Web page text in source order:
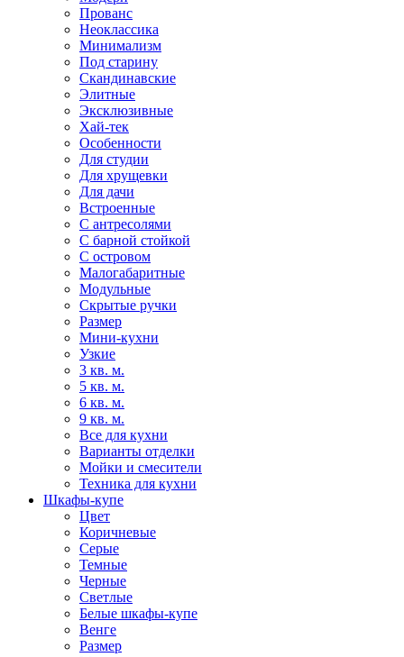
Прованс
Неоклассика
Минимализм
Под старину
Скандинавские
Элитные
Эксклюзивные
Хай-тек
Особенности
Для студии
Для хрущевки
Для дачи
Встроенные
С антресолями
С барной стойкой
С островом
Малогабаритные
Модульные
Скрытые ручки
Размер
Мини-кухни
Узкие
3 кв. м.
5 кв. м.
6 кв. м.
9 кв. м.
Все для кухни
Варианты отделки
Мойки и смесители
Техника для кухни
Шкафы-купе
Цвет
Коричневые
Серые
Темные
Черные
Светлые
Белые шкафы-купе
Венге
Размер